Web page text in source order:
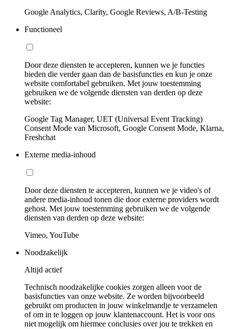
Google Analytics, Clarity, Google Reviews, A/B-Testing
Functioneel
Door deze diensten te accepteren, kunnen we je functies
bieden die verder gaan dan de basisfuncties en kun je onze
website comfortabel gebruiken. Met jouw toestemming
gebruiken we de volgende diensten van derden op deze
website:
Google Tag Manager, UET (Universal Event Tracking)
Consent Mode van Microsoft, Google Consent Mode, Klarna,
Freshchat
Externe media-inhoud
Door deze diensten te accepteren, kunnen we je video's of
andere media-inhoud tonen die door externe providers wordt
gehost. Met jouw toestemming gebruiken we de volgende
diensten van derden op deze website:
Vimeo, YouTube
Noodzakelijk
Altijd actief
Technisch noodzakelijke cookies zorgen alleen voor de
basisfuncties van onze website. Ze worden bijvoorbeeld
gebruikt om producten in jouw winkelmandje te verzamelen
of om in te loggen op jouw klantenaccount. Het is voor ons
niet mogelijk om hiermee conclusies over jou te trekken en